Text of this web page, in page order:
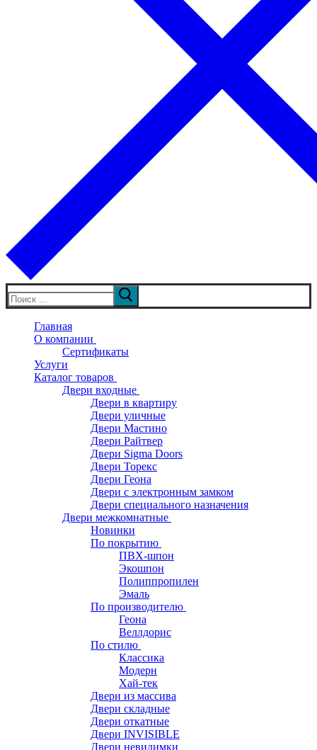
Искать:
Главная
О компании
Сертификаты
Услуги
Каталог товаров
Двери входные
Двери в квартиру
Двери уличные
Двери Мастино
Двери Райтвер
Двери Sigma Doors
Двери Торекс
Двери Геона
Двери с электронным замком
Двери специального назначения
Двери межкомнатные
Новинки
По покрытию
ПВХ-шпон
Экошпон
Полиппропилен
Эмаль
По производителю
Геона
Веллдорис
По стилю
Классика
Модерн
Хай-тек
Двери из массива
Двери складные
Двери откатные
Двери INVISIBLE
Двери невидимки